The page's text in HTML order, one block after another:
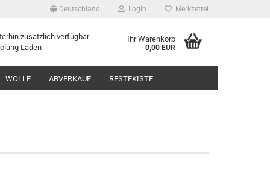
Deutschland Login Merkzettel
zusätzlich verfügbar
Laden
Ihr Warenkorb
0,00 EUR
WOLLE ABVERKAUF RESTEKISTE